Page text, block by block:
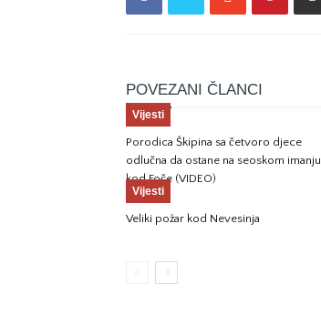
POVEZANI ČLANCI
Vijesti
Porodica Škipina sa četvoro djece
odlučna da ostane na seoskom imanju
kod Foče (VIDEO)
Vijesti
Veliki požar kod Nevesinja